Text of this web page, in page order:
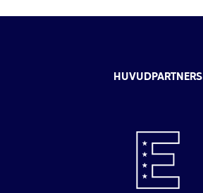
HUVUDPARTNERS